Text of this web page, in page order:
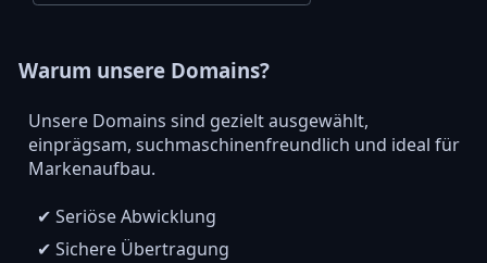
Warum unsere Domains?
Unsere Domains sind gezielt ausgewählt,
einprägsam, suchmaschinenfreundlich und ideal für
Markenaufbau.
✔ Seriöse Abwicklung
✔ Sichere Übertragung